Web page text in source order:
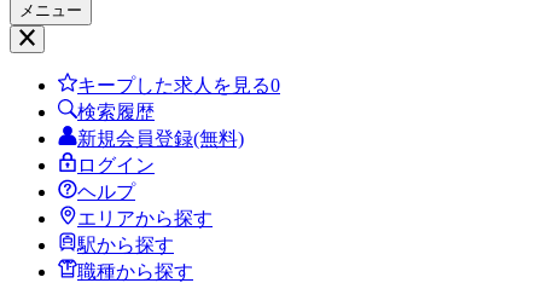
メニュー
キープした求人を見る0
検索履歴
新規会員登録(無料)
ログイン
ヘルプ
エリアから探す
駅から探す
職種から探す